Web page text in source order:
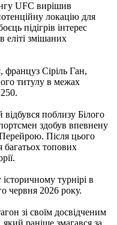
UFC вирішив
локацію для
підігрів інтерес
еліті змішаних
Сіріль Ган,
титулу в межах
поблизу Білого
здобув впевнену
Після цього
багатьох топових
турнірі в
червня 2026 року.
зі своїм досвідченим